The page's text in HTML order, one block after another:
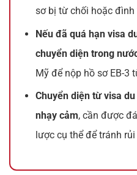
sơ bị từ chối hoặc đình
Nếu đã quá hạn visa
chuyển diện trong
Mỹ để nộp hồ sơ EB-3
Chuyển diện từ visa
nhạy cảm, cần được
lược cụ thể để tránh